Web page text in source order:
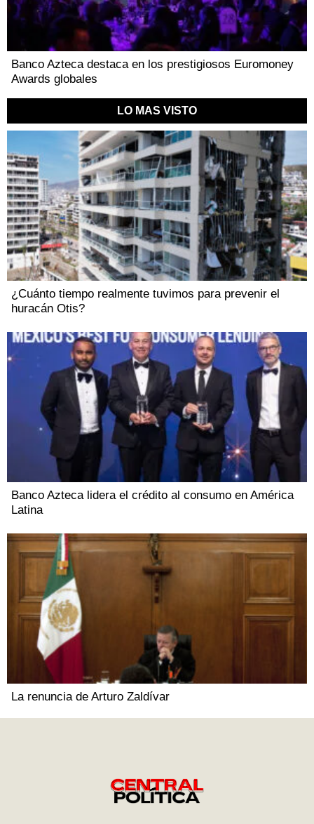
Banco Azteca destaca en los prestigiosos Euromoney
Awards globales
LO MAS VISTO
¿Cuánto tiempo realmente tuvimos para prevenir el
huracán Otis?
Banco Azteca lidera el crédito al consumo en América
Latina
La renuncia de Arturo Zaldívar